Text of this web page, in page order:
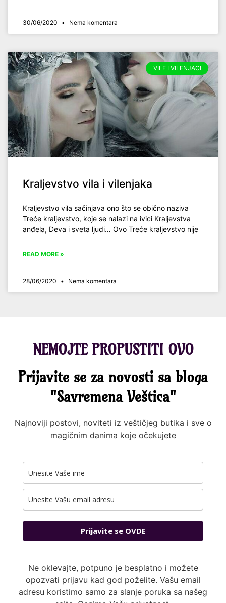
30/06/2020 Nema komentara
VILE I VILENJACI
Kraljevstvo vila i vilenjaka
Kraljevstvo vila sačinjava ono što se obično naziva
Treće kraljevstvo, koje se nalazi na ivici Kraljevstva
anđela, Deva i sveta ljudi… Ovo Treće kraljevstvo nije
READ MORE »
28/06/2020 Nema komentara
NEMOJTE PROPUSTITI OVO
Prijavite se za novosti sa bloga
"Savremena Veštica"
Najnoviji postovi, noviteti iz veštičjeg butika i sve o
magičnim danima koje očekujete
Prijavite se OVDE
Ne oklevajte, potpuno je besplatno i možete
opozvati prijavu kad god poželite. Vašu email
adresu koristimo samo za slanje poruka sa našeg